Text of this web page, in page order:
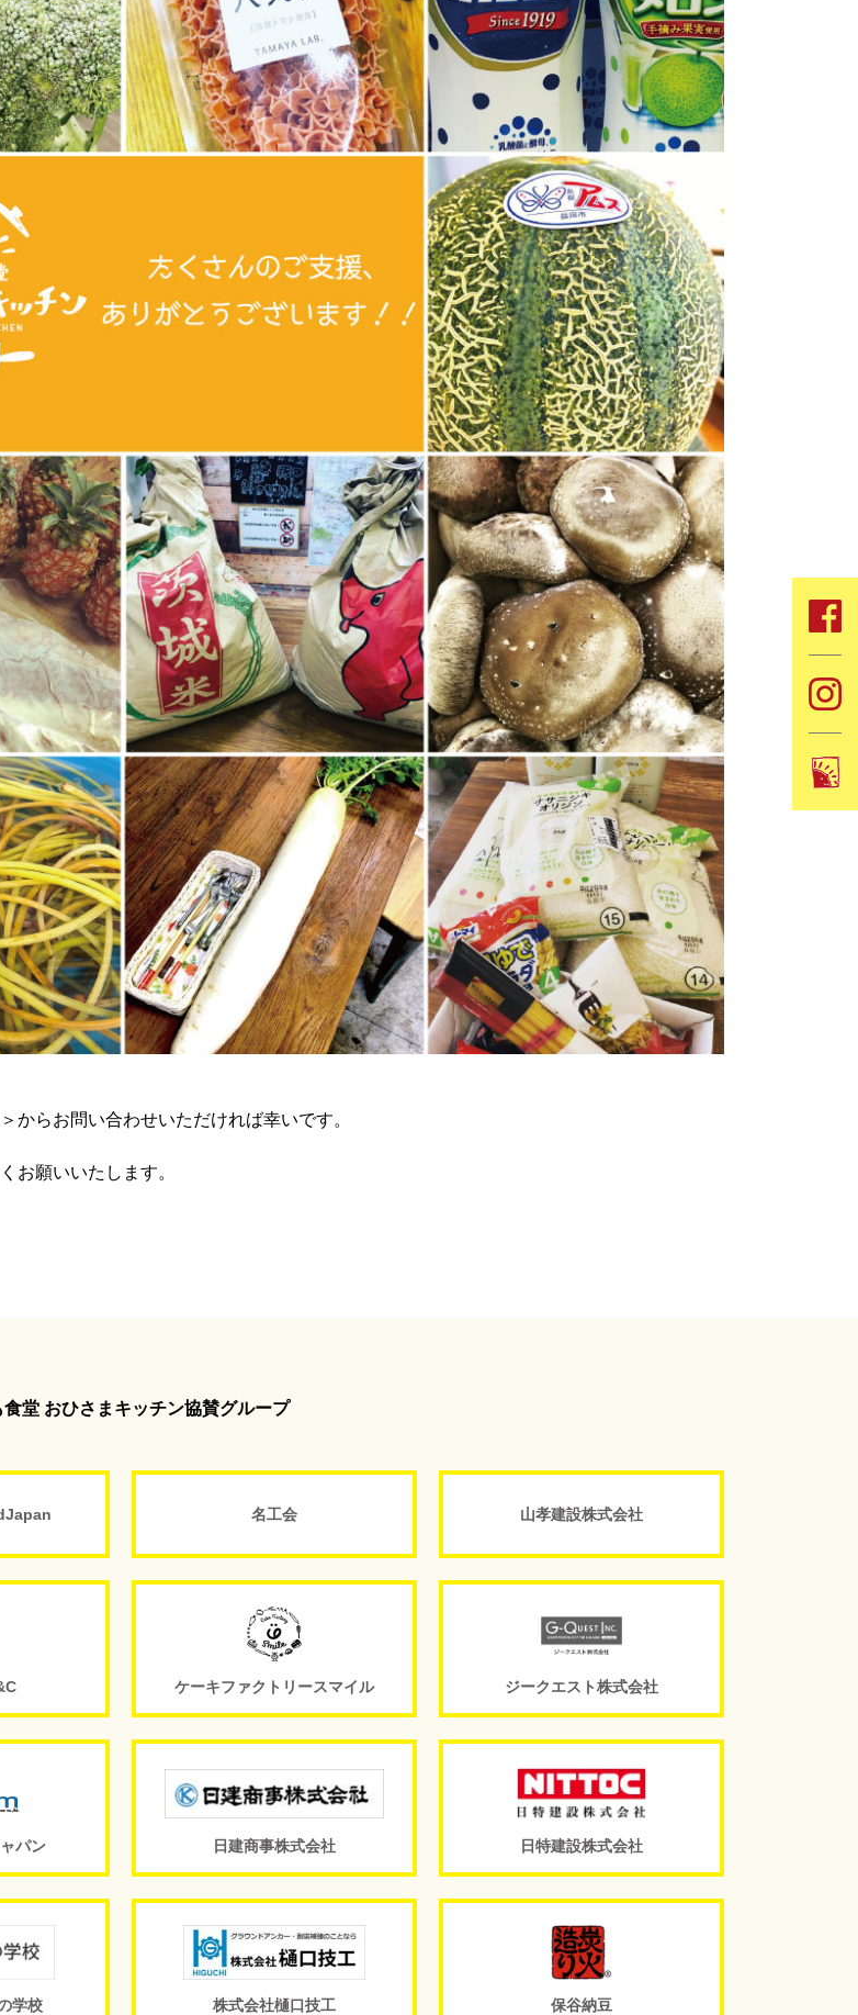
＞からお問い合わせいただければ幸いです。
お願いいたします。
食堂 おひさまキッチン協賛グループ
名工会 山孝建設株式会社
ケーキファクトリースマイル ジークエスト株式会社
パン 日建商事株式会社 日特建設株式会社
学校 株式会社樋口技工 保谷納豆